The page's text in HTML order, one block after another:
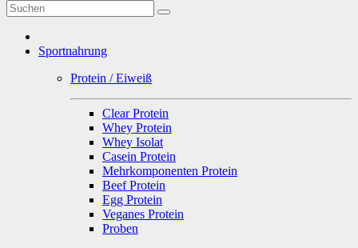
Sportnahrung
Protein / Eiweiß
Clear Protein
Whey Protein
Whey Isolat
Casein Protein
Mehrkomponenten Protein
Beef Protein
Egg Protein
Veganes Protein
Proben